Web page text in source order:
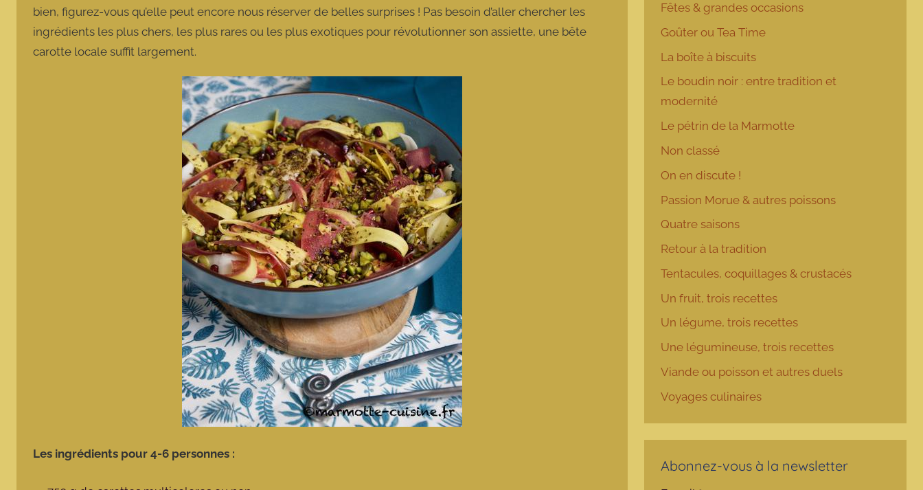
bien, figurez-vous qu’elle peut encore nous réserver de belles surprises ! Pas besoin d’aller chercher les
ingrédients les plus chers, les plus rares ou les plus exotiques pour révolutionner son assiette, une bête
carotte locale suffit largement.
Les ingrédients pour 4-6 personnes :
Fêtes & grandes occasions
Goûter ou Tea Time
La boîte à biscuits
Le boudin noir : entre tradition et
modernité
Le pétrin de la Marmotte
Non classé
On en discute !
Passion Morue & autres poissons
Quatre saisons
Retour à la tradition
Tentacules, coquillages & crustacés
Un fruit, trois recettes
Un légume, trois recettes
Une légumineuse, trois recettes
Viande ou poisson et autres duels
Voyages culinaires
Abonnez-vous à la newsletter